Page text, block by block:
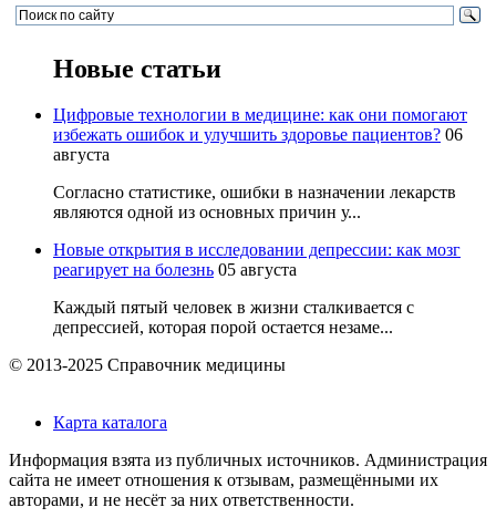
Новые статьи
Цифровые технологии в медицине: как они помогают
избежать ошибок и улучшить здоровье пациентов? 06
августа
Согласно статистике, ошибки в назначении лекарств
являются одной из основных причин у...
Новые открытия в исследовании депрессии: как мозг
реагирует на болезнь 05 августа
Каждый пятый человек в жизни сталкивается с
депрессией, которая порой остается незаме...
© 2013-2025 Справочник медицины
Карта каталога
Информация взята из публичных источников. Администрация
сайта не имеет отношения к отзывам, размещёнными их
авторами, и не несёт за них ответственности.